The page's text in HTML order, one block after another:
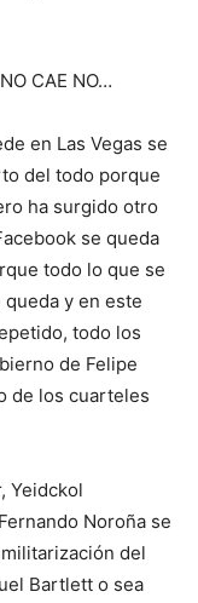
CAE NO…
en Las Vegas se
del todo porque
ha surgido otro
se queda
todo lo que se
y en este
todo los
de Felipe
de los cuarteles
Yeidckol
Noroña se
del
Bartlett o sea